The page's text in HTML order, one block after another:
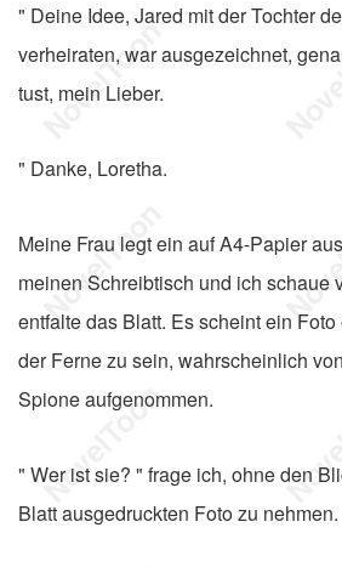
" Deine Idee, Jared mit der Tochter
verheiraten, war ausgezeichnet,
tust, mein Lieber.
" Danke, Loretha.
Meine Frau legt ein auf A4-Papier
meinen Schreibtisch und ich schaue
entfalte das Blatt. Es scheint ein
der Ferne zu sein, wahrscheinlich
Spione aufgenommen.
" Wer ist sie? " frage ich, ohne den
Blatt ausgedruckten Foto zu nehmen.